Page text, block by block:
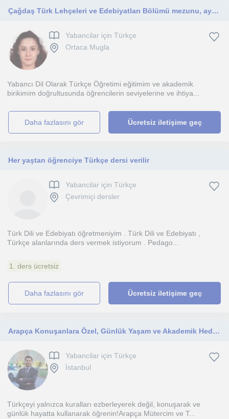
Çağdaş Türk Lehçeleri ve Edebiyatları Bölümü mezunu, aynı alanda yüksek lisans eğitimine devam eden bir Türkçe öğretmeniyim.
Yabancilar için Türkçe
Ortaca Mugla
Yabancı Dil Olarak Türkçe Öğretimi eğitimim ve akademik
birikimim doğrultusunda öğrencilerin seviyelerine ve ihtiya...
daha fazlasını gör Ücretsiz iletişime geç
Her yaştan öğrenciye Türkçe dersi verilir
Yabancilar için Türkçe
Çevrimiçi dersler
Türk Dili ve Edebiyatı öğretmeniyim . Türk Dili ve Edebiyatı ,
Türkçe alanlarında ders vermek istiyorum . Pedago...
1. ders ücretsiz
daha fazlasını gör Ücretsiz iletişime geç
Arapça Konuşanlara Özel, Günlük Yaşam ve Akademik Hedefler İçin Uygulamalı Türkçe Dersleri
Yabancilar için Türkçe
İstanbul
Türkçeyi yalnızca kuralları ezberleyerek değil, konuşarak ve
günlük hayatta kullanarak öğrenin!Arapça Mütercim ve T...